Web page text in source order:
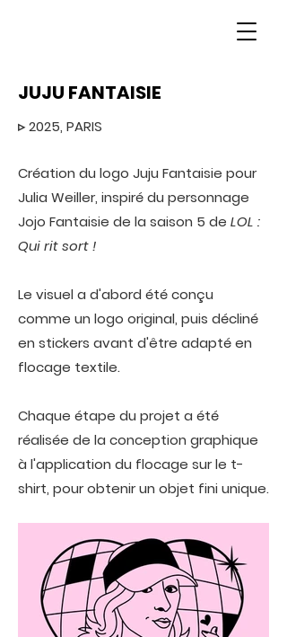
JUJU FANTAISIE
▹2025, PARIS
Création du logo Juju Fantaisie pour
Julia Weiller, inspiré du personnage
Jojo Fantaisie de la saison 5 de LOL :
Qui rit sort !
Le visuel a d'abord été conçu
comme un logo original, puis décliné
en stickers avant d'être adapté en
flocage textile.
Chaque étape du projet a été
réalisée de la conception graphique
à l'application du flocage sur le t-
shirt, pour obtenir un objet fini unique.